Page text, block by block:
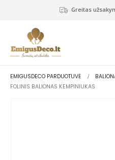
Greitas
EMIGUSDECO PARDUOTUVĖ
FOLINIS BALIONAS KEMPINIUKAS